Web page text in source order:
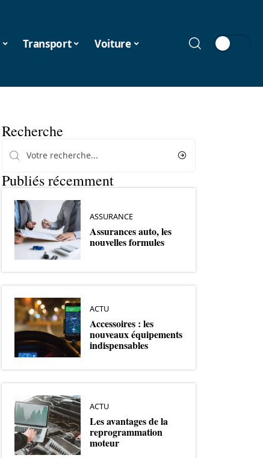
Transport Voiture
Recherche
Publiés récemment
ASSURANCE
Assurances auto, les
nouvelles formules
ACTU
Accessoires : les
nouveaux équipements
indispensables
ACTU
Les avantages de la
reprogrammation
moteur